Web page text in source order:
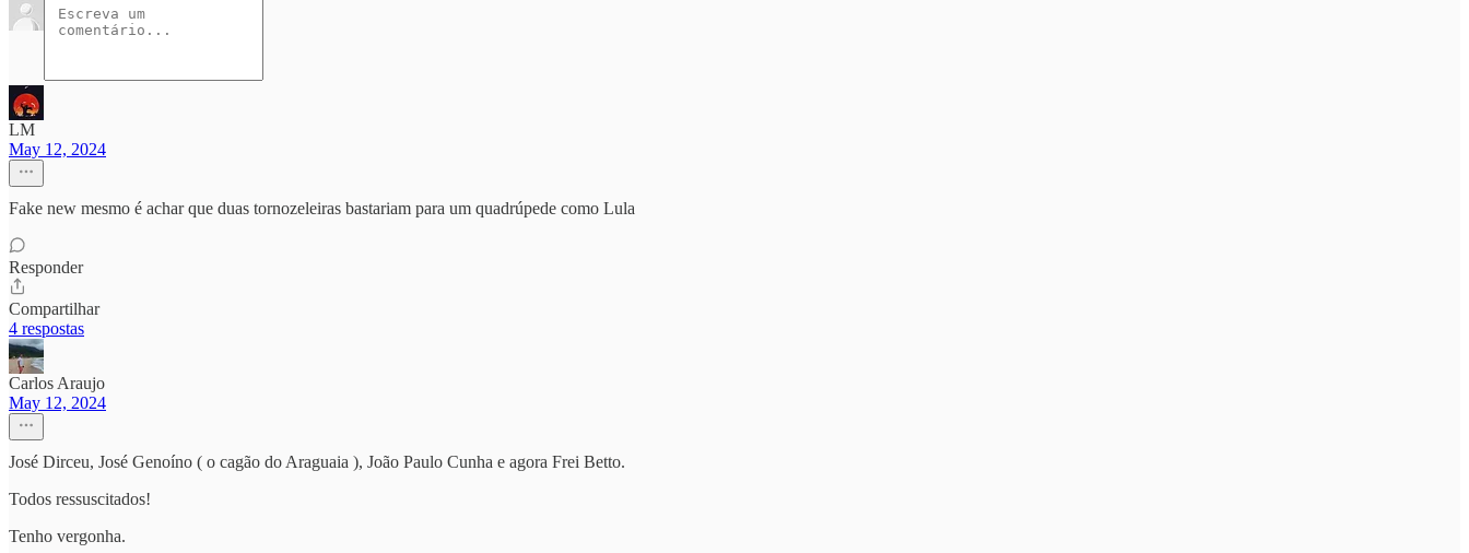
LM
May 12, 2024
Fake new mesmo é achar que duas tornozeleiras bastariam para um quadrúpede como Lula
Responder
Compartilhar
4 respostas
Carlos Araujo
May 12, 2024
José Dirceu, José Genoíno ( o cagão do Araguaia ), João Paulo Cunha e agora Frei Betto.
Todos ressuscitados!
Tenho vergonha.